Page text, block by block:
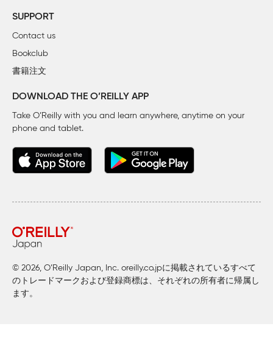
SUPPORT
Contact us
Bookclub
書籍注文
DOWNLOAD THE O’REILLY APP
Take O’Reilly with you and learn anywhere, anytime on your
phone and tablet.
© 2026, O’Reilly Japan, Inc. oreilly.co.jpに掲載されているすべて
のトレードマークおよび登録商標は、それぞれの所有者に帰属し
ます。